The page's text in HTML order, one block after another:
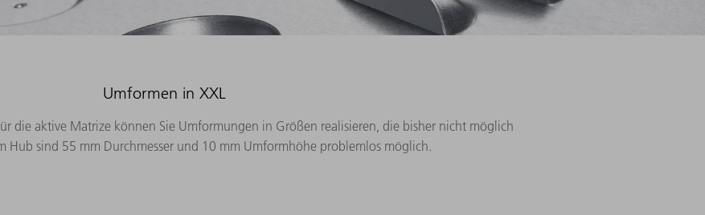
Umformen in XXL
die aktive Matrize können Sie Umformungen in Größen realisieren, die bisher nicht möglich
Hub sind 55 mm Durchmesser und 10 mm Umformhöhe problemlos möglich.